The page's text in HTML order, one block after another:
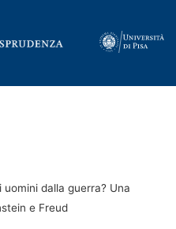
uomini dalla guerra? Una
e Freud